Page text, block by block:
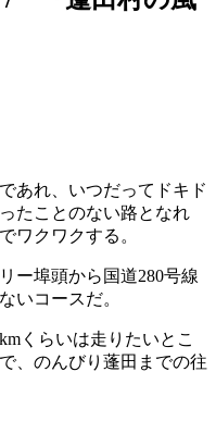
あれ、いつだってドキド
たことのない路となれ
ワクワクする。
ー埠頭から国道280号線
いコースだ。
くらいは走りたいとこ
、のんびり蓬田までの往